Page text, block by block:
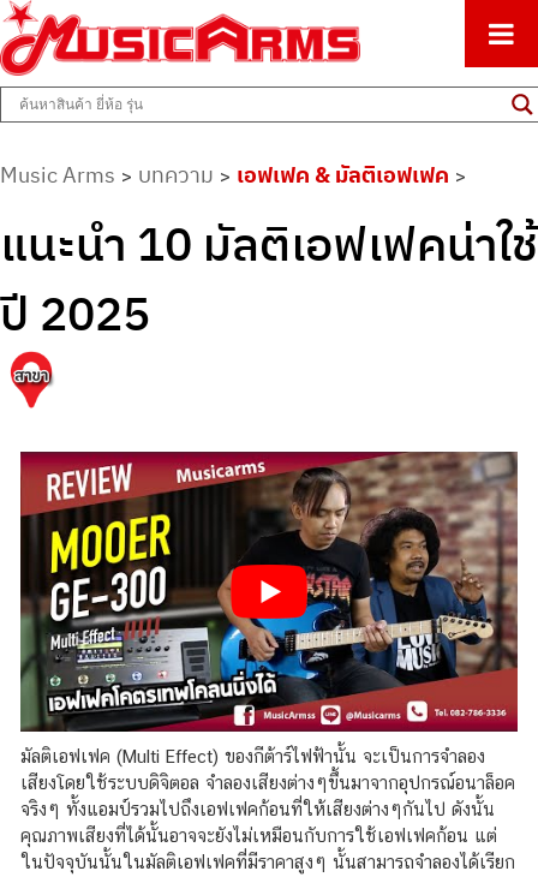
Music Arms
ศูนย์รวมครื่องดนตรีทุกชนิด ตั้งแต่เริ่มต้นถึงมืออาชีพ
Music Arms > บทความ > เอฟเฟค & มัลติเอฟเฟค >
แนะนำ 10 มัลติเอฟเฟคน่าใช้
ปี 2025
มัลติเอฟเฟค (Multi Effect) ของกีต้าร์ไฟฟ้านั้น จะเป็นการจำลอง
เสียงโดยใช้ระบบดิจิตอล จำลองเสียงต่างๆขึ้นมาจากอุปกรณ์อนาล็อค
จริงๆ ทั้งแอมป์รวมไปถึงเอฟเฟคก้อนที่ให้เสียงต่างๆกันไป ดังนั้น
คุณภาพเสียงที่ได้นั้นอาจจะยังไม่เหมือนกับการใช้เอฟเฟคก้อน แต่
ในปัจจุบันนั้นในมัลติเอฟเฟคที่มีราคาสูงๆ นั้นสามารถจำลองได้เรียก